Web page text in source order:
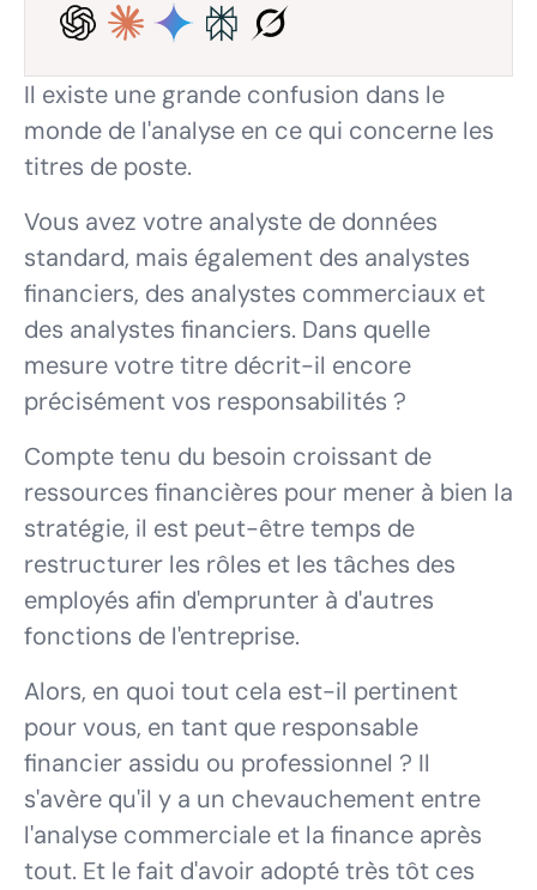
Il existe une grande confusion dans le
monde de l'analyse en ce qui concerne les
titres de poste.
Vous avez votre analyste de données
standard, mais également des analystes
financiers, des analystes commerciaux et
des analystes financiers. Dans quelle
mesure votre titre décrit-il encore
précisément vos responsabilités ?
Compte tenu du besoin croissant de
ressources financières pour mener à bien la
stratégie, il est peut-être temps de
restructurer les rôles et les tâches des
employés afin d'emprunter à d'autres
fonctions de l'entreprise.
Alors, en quoi tout cela est-il pertinent
pour vous, en tant que responsable
financier assidu ou professionnel ? Il
s'avère qu'il y a un chevauchement entre
l'analyse commerciale et la finance après
tout. Et le fait d'avoir adopté très tôt ces